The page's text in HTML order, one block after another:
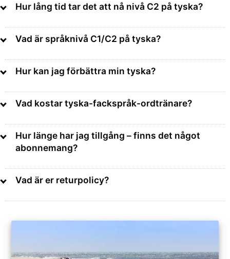
Hur lång tid tar det att nå nivå C2 på tyska?
Vad är språknivå C1/C2 på tyska?
Hur kan jag förbättra min tyska?
Vad kostar tyska-fackspråk-ordtränare?
Hur länge har jag tillgång – finns det något
abonnemang?
Vad är er returpolicy?